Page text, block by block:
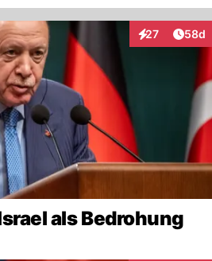
27
Interaktionen
58d
als Bedrohung